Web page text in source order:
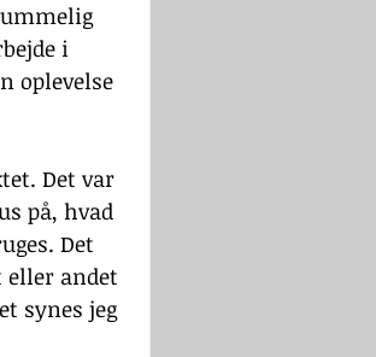
i
oplevelse
Det var
på, hvad
Det
eller andet
synes jeg